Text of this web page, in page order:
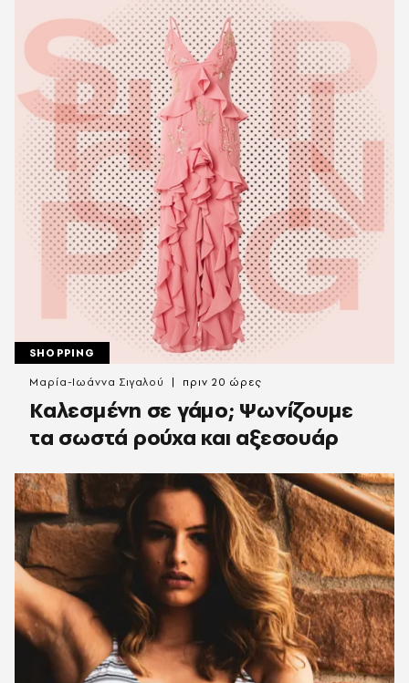
SHOPPING
Καλεσμένη σε γάμο; Ψωνίζουμε
τα σωστά ρούχα και αξεσουάρ
Μαρία-Ιωάννα Σιγαλού πριν 20 ώρες